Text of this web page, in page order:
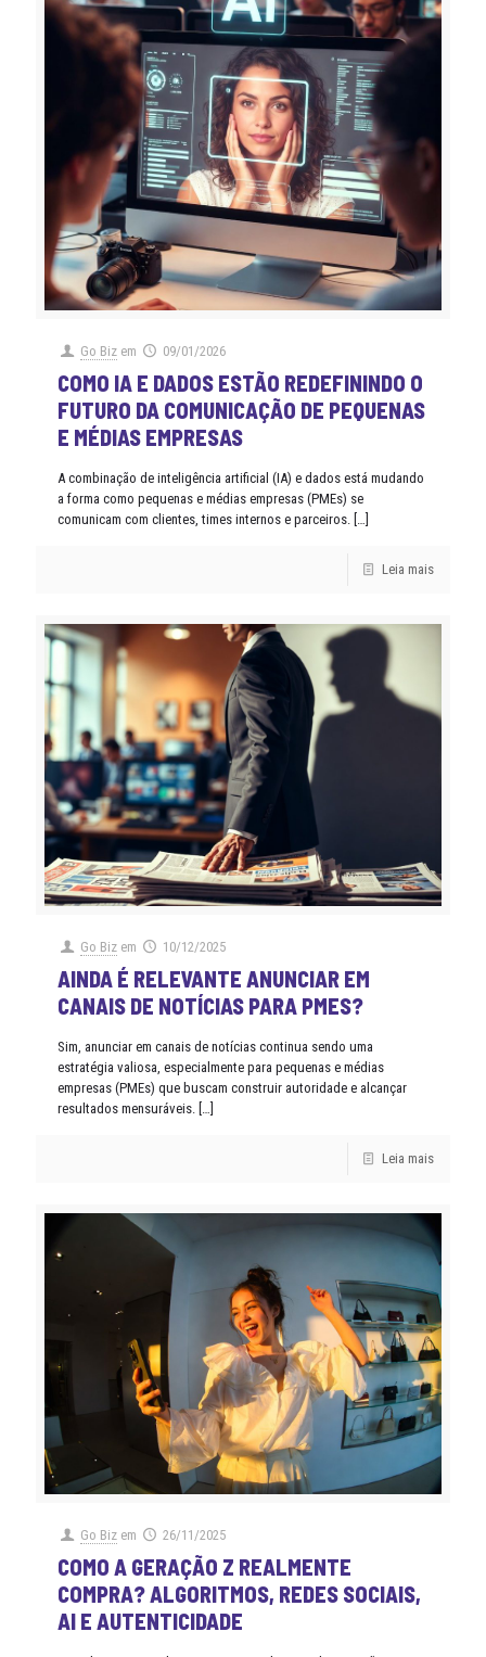
Go Biz em 09/01/2026
COMO IA E DADOS ESTÃO REDEFININDO O
FUTURO DA COMUNICAÇÃO DE PEQUENAS
E MÉDIAS EMPRESAS
A combinação de inteligência artificial (IA) e dados está mudando
a forma como pequenas e médias empresas (PMEs) se
comunicam com clientes, times internos e parceiros. […]
Leia mais
Go Biz em 10/12/2025
AINDA É RELEVANTE ANUNCIAR EM
CANAIS DE NOTÍCIAS PARA PMES?
Sim, anunciar em canais de notícias continua sendo uma
estratégia valiosa, especialmente para pequenas e médias
empresas (PMEs) que buscam construir autoridade e alcançar
resultados mensuráveis.
Leia mais
Go Biz em 26/11/2025
COMO A GERAÇÃO Z REALMENTE
COMPRA? ALGORITMOS, REDES SOCIAIS,
AI E AUTENTICIDADE